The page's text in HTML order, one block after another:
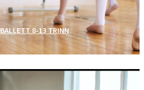
BALLETT 8-13 TRINN